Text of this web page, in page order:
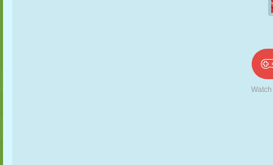
TIC TAC TOE